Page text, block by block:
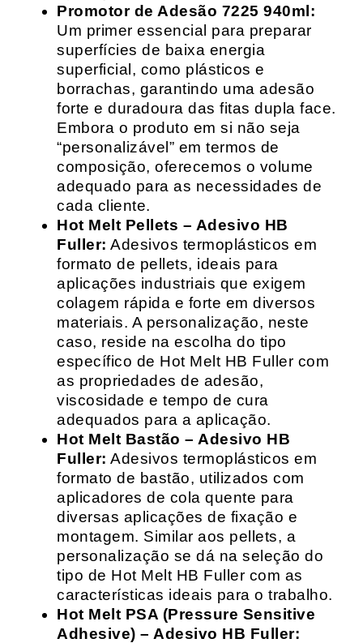
Promotor de Adesão 7225 940ml:
Um primer essencial para preparar
superfícies de baixa energia
superficial, como plásticos e
borrachas, garantindo uma adesão
forte e duradoura das fitas dupla face.
Embora o produto em si não seja
“personalizável” em termos de
composição, oferecemos o volume
adequado para as necessidades de
cada cliente.
Hot Melt Pellets – Adesivo HB
Fuller: Adesivos termoplásticos em
formato de pellets, ideais para
aplicações industriais que exigem
colagem rápida e forte em diversos
materiais. A personalização, neste
caso, reside na escolha do tipo
específico de Hot Melt HB Fuller com
as propriedades de adesão,
viscosidade e tempo de cura
adequados para a aplicação.
Hot Melt Bastão – Adesivo HB
Fuller: Adesivos termoplásticos em
formato de bastão, utilizados com
aplicadores de cola quente para
diversas aplicações de fixação e
montagem. Similar aos pellets, a
personalização se dá na seleção do
tipo de Hot Melt HB Fuller com as
características ideais para o trabalho.
Hot Melt PSA (Pressure Sensitive
Adhesive) – Adesivo HB Fuller: